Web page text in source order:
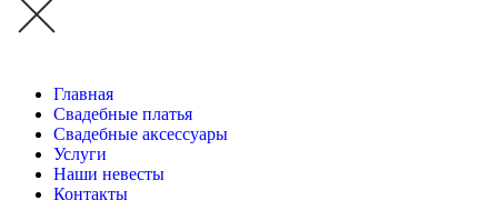
Главная
Свадебные платья
Свадебные аксессуары
Услуги
Наши невесты
Контакты